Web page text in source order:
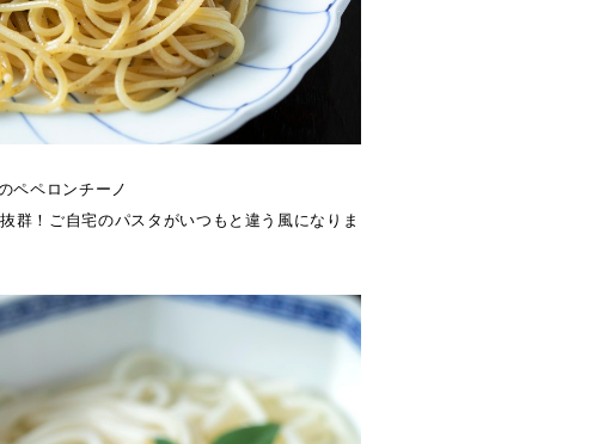
ペペロンチーノ
群！ご自宅のパスタがいつもと違う風になりま